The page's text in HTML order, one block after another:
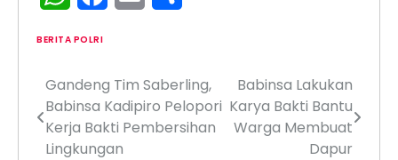
BERITA POLRI
Navigasi
pos
Gandeng Tim Saberling,
Babinsa Kadipiro Pelopori
Kerja Bakti Pembersihan
Lingkungan
Babinsa Lakukan
Karya Bakti Bantu
Warga Membuat
Dapur